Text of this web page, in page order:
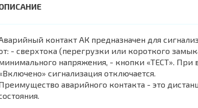
контакт АК предназначен для
- сверхтока (перегрузки или короткого
напряжения, - кнопки «ТЕСТ».
сигнализация отключается.
аварийного контакта - это